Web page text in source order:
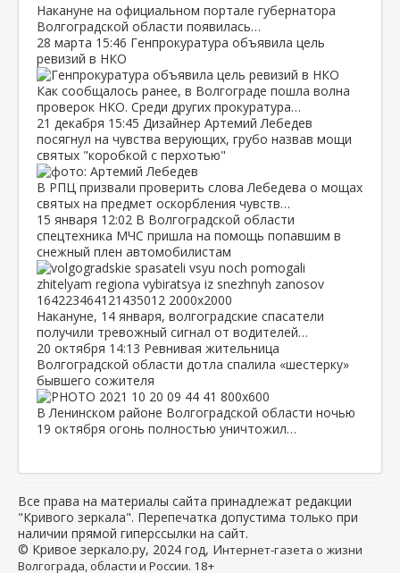
Накануне на официальном портале губернатора
Волгоградской области появилась…
28 марта 15:46 Генпрокуратура объявила цель
ревизий в НКО
Как сообщалось ранее, в Волгограде пошла волна
проверок НКО. Среди других прокуратура…
21 декабря 15:45 Дизайнер Артемий Лебедев
посягнул на чувства верующих, грубо назвав мощи
святых "коробкой с перхотью"
В РПЦ призвали проверить слова Лебедева о мощах
святых на предмет оскорбления чувств…
15 января 12:02 В Волгоградской области
спецтехника МЧС пришла на помощь попавшим в
снежный плен автомобилистам
Накануне, 14 января, волгоградские спасатели
получили тревожный сигнал от водителей…
20 октября 14:13 Ревнивая жительница
Волгоградской области дотла спалила «шестерку»
бывшего сожителя
В Ленинском районе Волгоградской области ночью
19 октября огонь полностью уничтожил…
Все права на материалы сайта принадлежат редакции
"Кривого зеркала". Перепечатка допустима только при
наличии прямой гиперссылки на сайт.
© Кривое зеркало.ру, 2024 год, Интернет-газета о жизни
Волгограда, области и России. 18+